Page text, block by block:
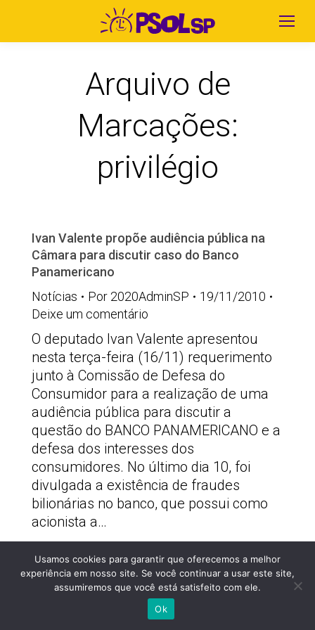
Arquivo de
Marcações:
privilégio
Ivan Valente propõe audiência pública na
Câmara para discutir caso do Banco
Panamericano
Notícias
Por 2020AdminSP
19/11/2010
Deixe um comentário
O deputado Ivan Valente apresentou
nesta terça-feira (16/11) requerimento
junto à Comissão de Defesa do
Consumidor para a realização de uma
audiência pública para discutir a
questão do BANCO PANAMERICANO e a
defesa dos interesses dos
consumidores. No último dia 10, foi
divulgada a existência de fraudes
bilionárias no banco, que possui como
acionista a…
PSOLSP 2020 © - Direitos liberados desde que
citada a fonte
Site desenvolvido por Appmobi
Usamos cookies para garantir que oferecemos a melhor
experiência em nosso site. Se você continuar a usar este site,
assumiremos que você está satisfeito com ele.
Ok